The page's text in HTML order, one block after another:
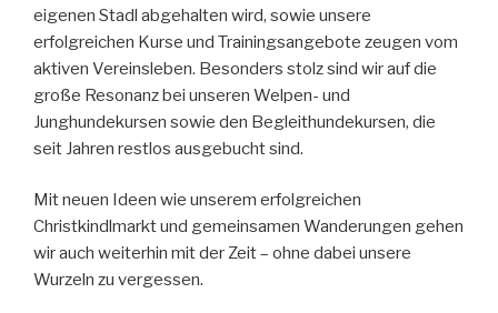
eigenen Stadl abgehalten wird, sowie unsere
erfolgreichen Kurse und Trainingsangebote zeugen vom
aktiven Vereinsleben. Besonders stolz sind wir auf die
große Resonanz bei unseren Welpen- und
Junghundekursen sowie den Begleithundekursen, die
seit Jahren restlos ausgebucht sind.
Mit neuen Ideen wie unserem erfolgreichen
Christkindlmarkt und gemeinsamen Wanderungen gehen
wir auch weiterhin mit der Zeit – ohne dabei unsere
Wurzeln zu vergessen.